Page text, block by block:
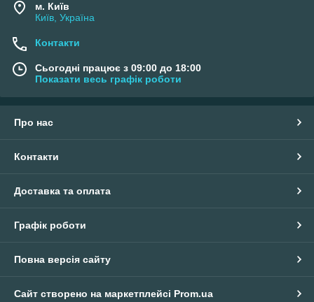
м. Київ
Київ, Україна
Контакти
Сьогодні працює з 09:00 до 18:00
Показати весь графік роботи
Про нас
Контакти
Доставка та оплата
Графік роботи
Повна версія сайту
Сайт створено на маркетплейсі Prom.ua